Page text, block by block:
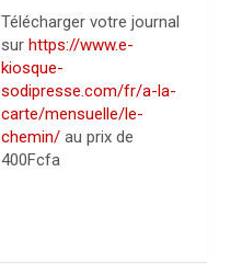
Télécharger votre journal
sur https://www.e-
kiosque-
sodipresse.com/fr/a-la-
carte/mensuelle/le-
chemin/au prix de
400Fcfa